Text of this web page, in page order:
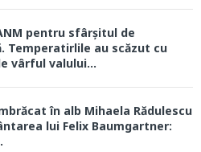
pentru sfârșitul de
Temperatirlile au scăzut cu
vârful valului...
în alb Mihaela Rădulescu
lui Felix Baumgartner: